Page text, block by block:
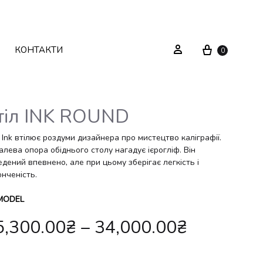
Текстиль
Декор
Системи зберігання
Стелажі
Вішаки
КОНТАКТИ Sign in Cart
0
INK ROUND
Ink втілює роздуми дизайнера про мистецтво каліграфії.
опора обіднього столу нагадує ієрогліф. Він
впевнено, але при цьому зберігає легкість і
₴ – 34,000.00₴